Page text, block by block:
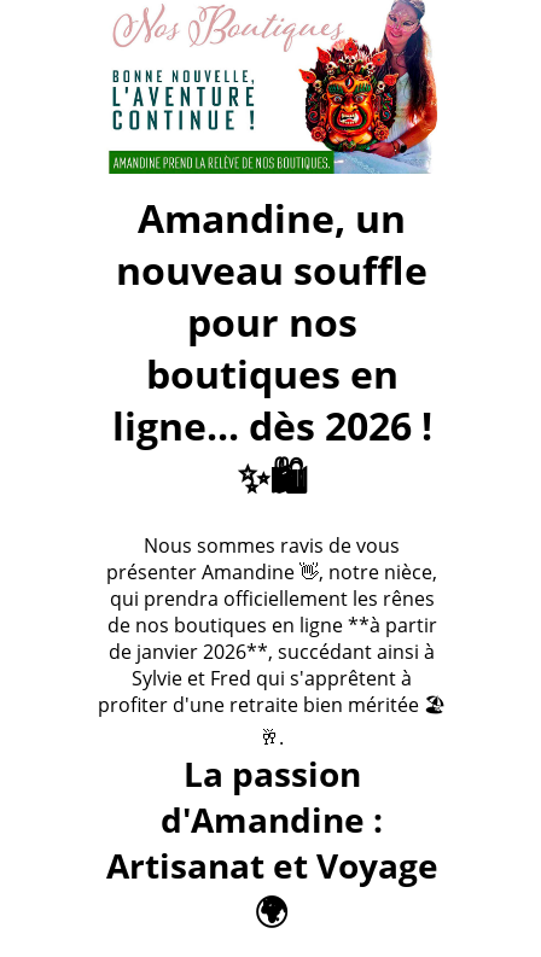
Amandine, un
nouveau souffle
pour nos
boutiques en
ligne... dès 2026 !
✨🛍️
Nous sommes ravis de vous
présenter Amandine 👋, notre nièce,
qui prendra officiellement les rênes
de nos boutiques en ligne **à partir
de janvier 2026**, succédant ainsi à
Sylvie et Fred qui s'apprêtent à
profiter d'une retraite bien méritée 🏖️
🥂.
La passion
d'Amandine :
Artisanat et Voyage
🌍